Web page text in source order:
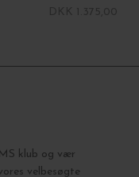
klub og vær
velbesøgte